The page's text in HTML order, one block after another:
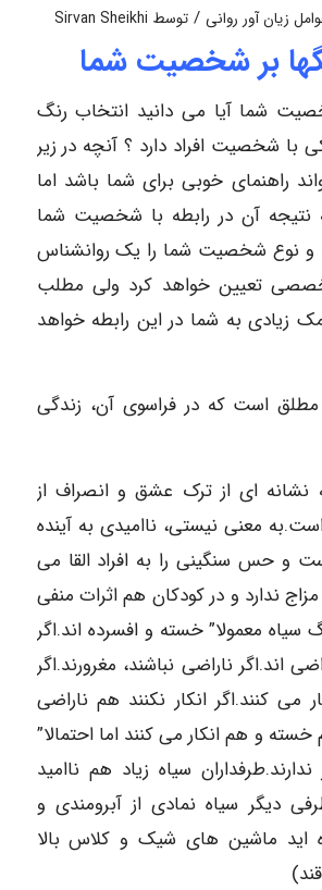
زیان آور روانی / توسط Sirvan Sheikhi
بر شخصیت شما
شما آیا می دانید انتخاب رنگ
با شخصیت افراد دارد ؟ آنچه در زیر
راهنمای خوبی برای شما باشد اما
نتیجه آن در رابطه با شخصیت شما
نوع شخصیت شما را یک روانشناس
تعیین خواهد کرد ولی مطلب
زیادی به شما در این رابطه خواهد
مطلق است که در فراسوی آن، زندگی
نشانه ای از ترک عشق و انصراف از
معنی نیستی، ناامیدی به آینده
و حس سنگینی را به افراد القا می
ندارد و در کودکان هم اثرات منفی
سیاه معمولا” خسته و افسرده اند.اگر
اند.اگر ناراضی نباشند، مغرورند.اگر
می کنند.اگر انکار نکنند هم ناراضی
و هم انکار می کنند اما احتمالا”
سیاه زیاد هم ناامید
دیگر سیاه نمادی از آبرومندی و
اید ماشین های شیک و کلاس بالا